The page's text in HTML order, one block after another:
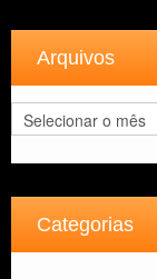
Arquivos
Arquivos
Categorias